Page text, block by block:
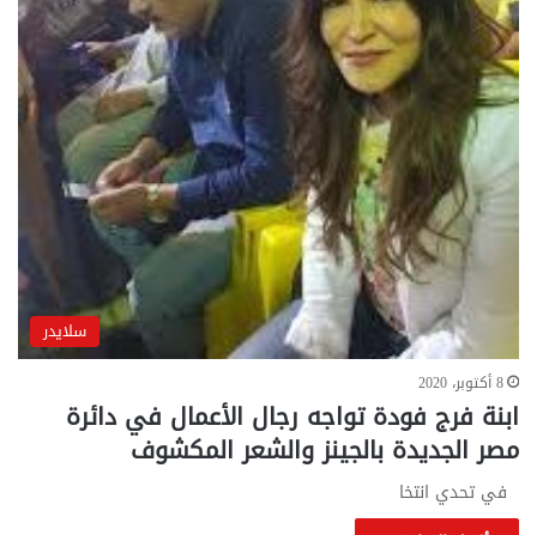
سلايدر
8 أكتوبر، 2020
ابنة فرج فودة تواجه رجال الأعمال في دائرة
مصر الجديدة بالجينز والشعر المكشوف
في تحدي انتخا